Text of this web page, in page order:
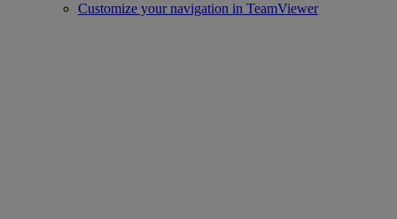
Customize your navigation in TeamViewer